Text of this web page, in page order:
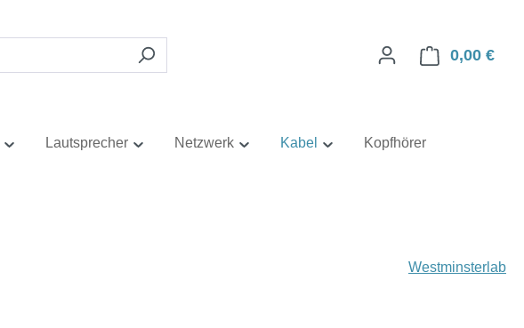
0,00 €
Lautsprecher Netzwerk Kabel Kopfhörer
Westminsterlab